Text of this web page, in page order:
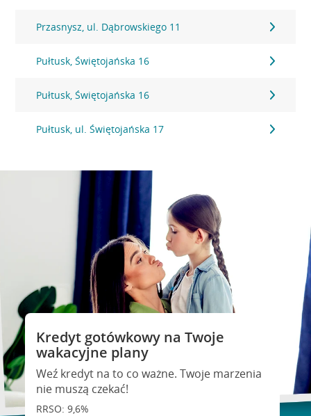
Przasnysz, ul. Dąbrowskiego 11
Pułtusk, Świętojańska 16
Pułtusk, Świętojańska 16
Pułtusk, ul. Świętojańska 17
Kredyt gotówkowy na Twoje
wakacyjne plany
Weź kredyt na to co ważne. Twoje marzenia
nie muszą czekać!
RRSO: 9,6%